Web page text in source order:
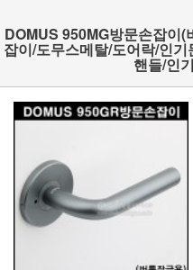
DOMUS 950MG방문손잡이
잡이/도무스메탈/도어락/인
핸들/인